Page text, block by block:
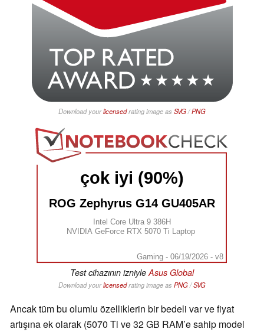
Download yourlicensedrating image as SVG/PNG
çok iyi (90%)
ROG Zephyrus G14 GU405AR
Intel Core Ultra 9 386H
NVIDIA GeForce RTX 5070 Ti Laptop
Gaming - 06/19/2026 - v8
Test cihazının izniyleAsus Global
Download yourlicensedrating image as PNG/SVG
Ancak tüm bu olumlu özelliklerin bir bedeli var ve fiyat
artışına ek olarak (5070 Ti ve 32 GB RAM’e sahip model